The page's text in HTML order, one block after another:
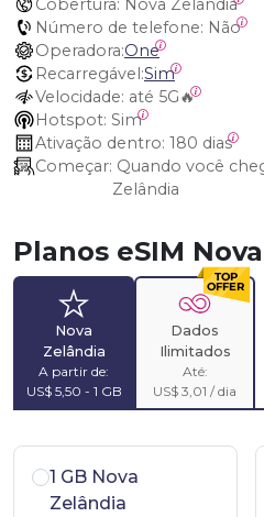
Cobertura: Nova Zelândia
Número de telefone: Não
Operadora:One
Recarregável:Sim
Velocidade: até 5G🔥
Hotspot: Sim
Ativação dentro: 180 dias
Começar:
Zelândia
Planos eSIM
Nova
Zelândia
A partir de:
US$ 5,50 - 1 GB
Dados
Ilimitados
Até:
US$ 3,01 / dia
1 GB Nova
Zelândia